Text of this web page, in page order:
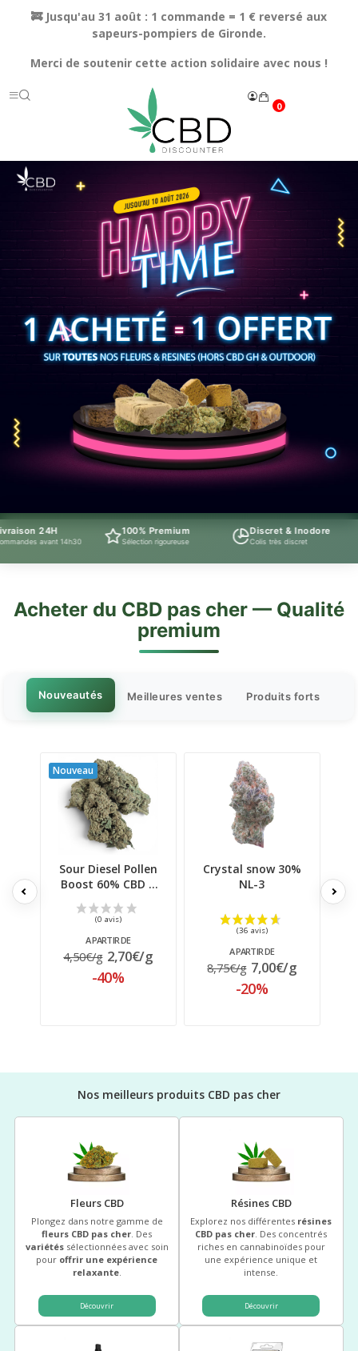
🚒 Jusqu'au 31 août : 1 commande = 1 € reversé aux
sapeurs-pompiers de Gironde.
Merci de soutenir cette action solidaire avec nous !
0
14h30
100% Premium
Sélection rigoureuse
Discret & Inodore
Colis très discret
Acheter du CBD pas cher — Qualité
premium
Nouveautés Meilleures ventes Produits forts
Nouveau
Sour Diesel Pollen
Boost 60% CBD |
Signature...
(0 avis)
A PARTIR DE
4,50€/g 2,70€/g
-40%
Crystal snow 30%
NL-3
(36
A PARTIR DE
8,75€/g 7,00€/g
-20%
Nos meilleurs produits CBD pas cher
Fleurs CBD
Plongez dans notre gamme de
fleurs CBD pas cher. Des
variétéssélectionnées avec soin
pour offrir une expérience
relaxante.
Découvrir
Résines CBD
Explorez nos différentes résines
CBD pas cher. Des concentrés
riches en cannabinoïdes pour
une expérience unique et
intense.
Découvrir